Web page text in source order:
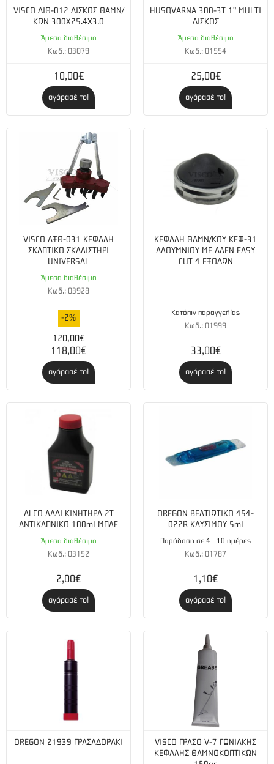
VISCO ΔΙΘ-012 ΔΙΣΚΟΣ ΘΑΜΝ/
ΚΩΝ 300Χ25.4Χ3.0
Άμεσα διαθέσιμο
Κωδ.: 03079
10,00€
αγόρασέ το!
HUSQVARNA 300-3Τ 1" MULTI
ΔΙΣΚΟΣ
Άμεσα διαθέσιμο
Κωδ.: 01554
25,00€
αγόρασέ το!
VISCO ΑΞΘ-031 ΚΕΦΑΛΗ
ΣΚΑΠΤΙΚΟ ΣΚΑΛΙΣΤΗΡΙ
UNIVERSAL
Άμεσα διαθέσιμο
Κωδ.: 03928
-2%
120,00€
118,00€
αγόρασέ το!
ΚΕΦΑΛΗ ΘΑΜΝ/ΚΟΥ ΚΕΦ-31
ΑΛΟΥΜΝΙΟΥ ΜΕ ΑΛΕΝ EASY
CUT 4 ΕΞΟΔΩΝ
Κατόπιν παραγγελίας
Κωδ.: 01999
33,00€
αγόρασέ το!
ALCO ΛΑΔΙ ΚΙΝΗΤΗΡΑ 2Τ
ΑΝΤΙΚΑΠΝΙΚΟ 100ml ΜΠΛΕ
Άμεσα διαθέσιμο
Κωδ.: 03152
2,00€
αγόρασέ το!
OREGON ΒΕΛΤΙΩΤΙΚΟ 454-
022R ΚΑΥΣΙΜΟΥ 5ml
Παράδοση σε 4 - 10 ημέρες
Κωδ.: 01787
1,10€
αγόρασέ το!
OREGON 21939 ΓΡΑΣΑΔΟΡΑΚΙ
VISCO ΓΡΑΣΟ V-7 ΓΩΝΙΑΚΗΣ
ΚΕΦΑΛΗΣ ΘΑΜΝΟΚΟΠΤΙΚΩΝ